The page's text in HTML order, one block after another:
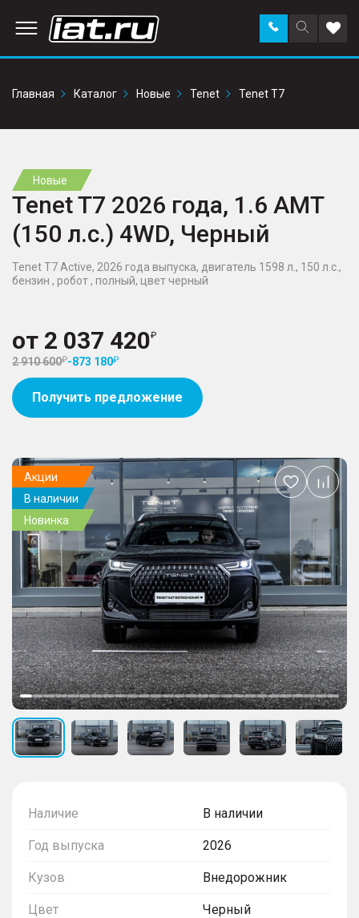
Поиск
по
Заказать
звонок в
Главная
Каталог Новые Tenet Tenet T7
Новые
Tenet T7 2026 года, 1.6 AMT
(150 л.с.) 4WD, Черный
Tenet T7 Active, 2026 года выпуска, двигатель 1598 л., 150 л.с.,
бензин , робот , полный, цвет черный
от 2 037 420
2 910 600 -873 180
Получить предложение
Наличие В наличии
Год выпуска 2026
Кузов Внедорожник
Цвет Черный
Акции
В наличии
Новинка
Добавить
в
избранное